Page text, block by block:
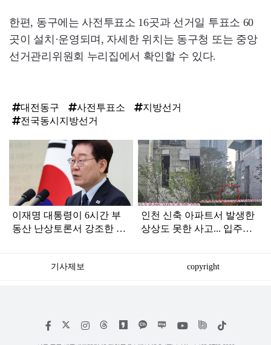
한편, 동구에는 사전투표소 16곳과 선거일 투표소 60
곳이 설치·운영되며, 자세한 위치는 동구청 또는 중앙
선거관리위원회 누리집에서 확인할 수 있다.
대전동구 사전투표소
지방선거
전국동시지방선거
이재명 대통령이 6시간 부
동산 난상토론서 강조한 내
인천 신축 아파트서 발생한
상상도 못한 사고... 입주민
기사제보 copyright
페
인
위
틱